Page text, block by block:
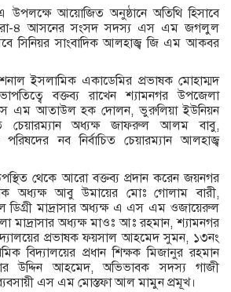
উপলক্ষে আয়োজিত অনুষ্ঠানে অতিথি হিসাবে
৪ আসনের সংসদ সদস্য এস এম জগলুল
সিনিয়র সাংবাদিক আলহাজ্ব জি এম আকবর
ইসলামিক একাডেমির প্রভাষক মোহাম্মদ
বক্তব্য রাখেন শ্যামনগর উপজেলা
এস এম আতাউল হক দোলন, ভুরুলিয়া ইউনিয়ন
চেয়ারম্যান অধ্যক্ষ জাফরুল আলম বাবু,
নব নির্বাচিত চেয়ারম্যান আলহাজ্ব
থেকে আরো বক্তব্য প্রদান করেন জয়নগর
অধ্যক্ষ আবু উমায়ের মোঃ গোলাম বারী,
ডিগ্রী মাদ্রাসার অধ্যক্ষ এ এস এম ওজায়েরুল
মাদ্রাসার অধ্যক্ষ মাওঃ আঃ রহমান, শ্যামনগর
প্রভাষক ফয়সাল আহমেদ সুমন, ১৩নং
বিদ্যালয়ের প্রধান শিক্ষক মিজানুর রহমান
উদ্দিন আহমেদ, অভিভাবক সদস্য গাজী
এস এম মোস্তফা আল মামুন প্রমূখ।